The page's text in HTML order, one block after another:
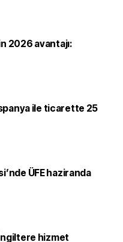
2026 avantajı:
ile ticarette 25
ÜFE haziranda
hizmet